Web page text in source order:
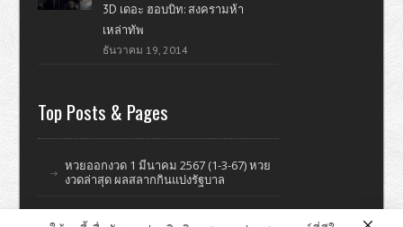
3D เดอะ ฮอบบิท: สงครามห้า
เหล่าทัพ
ธันวาคม 19, 2014
Top Posts & Pages
หวยออกงวด 1 มีนาคม 2567 (1-3-67) หวย
งวดล่าสุด ผลสลากกินแบ่งรัฐบาล